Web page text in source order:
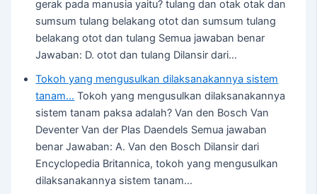
gerak pada manusia yaitu? tulang dan otak otak dan
sumsum tulang belakang otot dan sumsum tulang
belakang otot dan tulang Semua jawaban benar
Jawaban: D. otot dan tulang Dilansir dari…
Tokoh yang mengusulkan dilaksanakannya sistem
tanam… Tokoh yang mengusulkan dilaksanakannya
sistem tanam paksa adalah? Van den Bosch Van
Deventer Van der Plas Daendels Semua jawaban
benar Jawaban: A. Van den Bosch Dilansir dari
Encyclopedia Britannica, tokoh yang mengusulkan
dilaksanakannya sistem tanam…